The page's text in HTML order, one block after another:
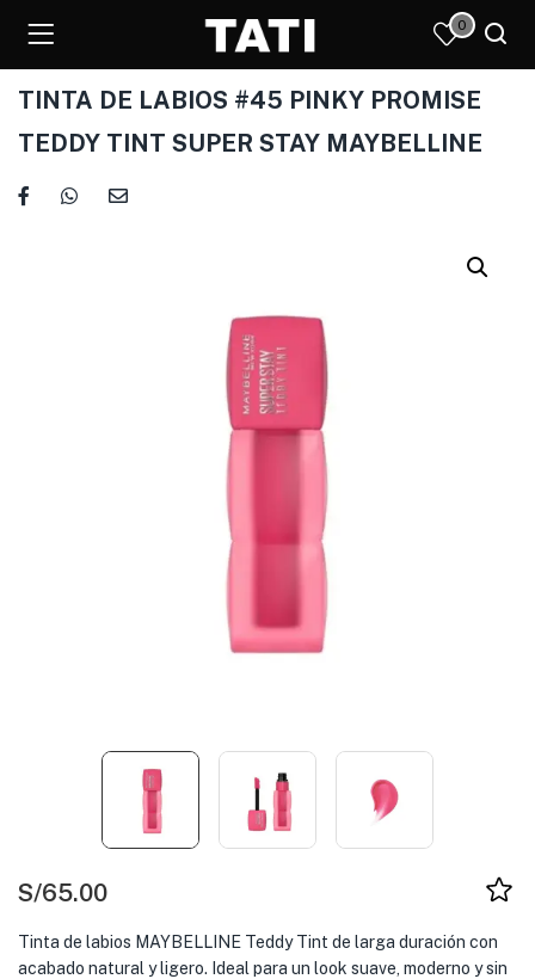
0
TINTA DE LABIOS #45 PINKY PROMISE
TEDDY TINT SUPER STAY MAYBELLINE
S/65.00
Tinta de labios MAYBELLINE Teddy Tint de larga duración con
acabado natural y ligero. Ideal para un look suave, moderno y sin